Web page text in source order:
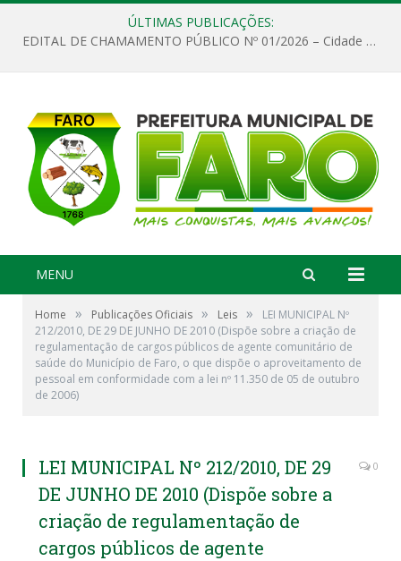
ÚLTIMAS PUBLICAÇÕES:
EDITAL DE CHAMAMENTO PÚBLICO Nº 01/2026 – Cidade de Faro
MENU
Home » Publicações Oficiais » Leis »
LEI MUNICIPAL Nº
212/2010, DE 29 DE JUNHO DE 2010 (Dispõe sobre a criação de
regulamentação de cargos públicos de agente comunitário de
saúde do Município de Faro, o que dispõe o aproveitamento de
pessoal em conformidade com a lei nº 11.350 de 05 de outubro
de 2006)
LEI MUNICIPAL Nº 212/2010, DE 29
DE JUNHO DE 2010 (Dispõe sobre a
criação de regulamentação de
cargos públicos de agente
0